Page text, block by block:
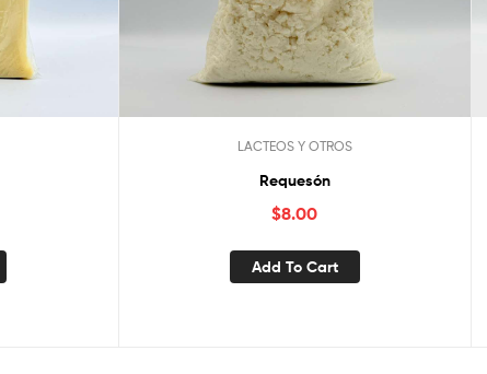
LACTEOS Y OTROS
Requesón
$8.00
Add To Cart